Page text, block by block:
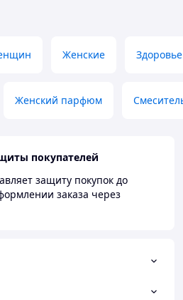
Женские Здоровье
Женский парфюм
покупателей
защиту покупок до
заказа через